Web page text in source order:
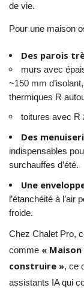
de vie.
Pour une maison
Des parois
murs avec
~150 mm
thermiques R
toitures avec R
Des
indispensables
surchauffes d’été.
Une
l’étanchéité à
froide.
Chez Chalet Pro,
comme « Maison
construire », ce
assistants IA qui